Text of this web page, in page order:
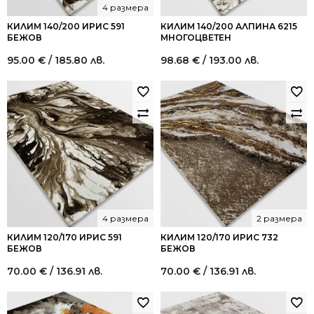
КИЛИМ 140/200 ИРИС 591
БЕЖОВ
4 размера
95.00 € / 185.80 лв.
КИЛИМ 140/200 АЛПИНА 6215
МНОГОЦВЕТЕН
98.68 € / 193.00 лв.
КИЛИМ 120/170 ИРИС 591
БЕЖОВ
4 размера
70.00 € / 136.91 лв.
КИЛИМ 120/170 ИРИС 732
БЕЖОВ
2 размера
70.00 € / 136.91 лв.